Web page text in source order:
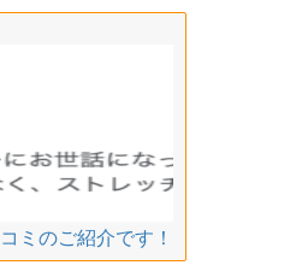
ミのご紹介です！